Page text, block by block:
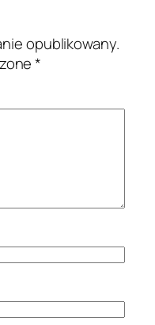
opublikowany.
*